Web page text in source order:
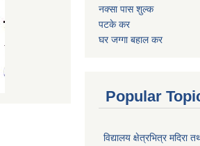
नक्सा पास शुल्क
पटके कर
घर जग्गा बहाल कर
Popular
विद्यालय क्षेत्रभित्र मदिरा